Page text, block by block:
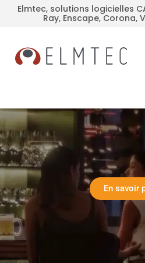
Elmtec, solutions logicielles
Ray, Enscape, Corona,
En savoir